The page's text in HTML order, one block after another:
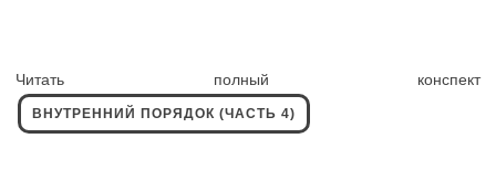
Читать полный конспект
ВНУТРЕННИЙ ПОРЯДОК (ЧАСТЬ 4)